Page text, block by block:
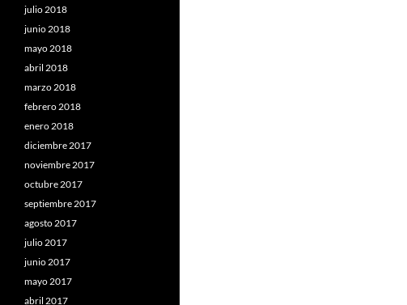
julio 2018
junio 2018
mayo 2018
abril 2018
marzo 2018
febrero 2018
enero 2018
diciembre 2017
noviembre 2017
octubre 2017
septiembre 2017
agosto 2017
julio 2017
junio 2017
mayo 2017
abril 2017